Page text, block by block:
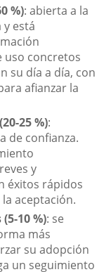
%): abierta a la
está
uso concretos
su día a día, con
afianzar la
25 %):
de confianza.
y
éxitos rápidos
aceptación.
10 %): se
más
su adopción
un seguimiento